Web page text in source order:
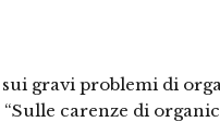
gravi problemi di
carenze di